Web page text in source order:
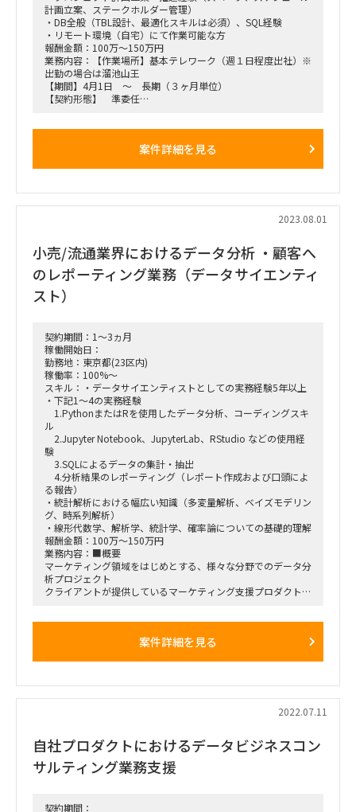
計画立案、ステークホルダー管理）
・DB全般（TBL設計、最適化スキルは必須）、SQL経験
・リモート環境（自宅）にて作業可能な方
報酬金額：100万～150万円
業務内容：【作業場所】基本テレワーク（週１日程度出社）※
出勤の場合は溜池山王
【期間】4月1日 ～ 長期（３ヶ月単位）
【契約形態】 準委任
案件詳細を見る
2023.08.01
小売/流通業界におけるデータ分析 ・顧客へ
のレポーティング業務（データサイエンティ
スト）
契約期間：1～3ヵ月
稼働開始日：
勤務地：東京都(23区内)
稼働率：100%～
スキル：・データサイエンティストとしての実務経験5年以上
・下記1～4の実務経験
1.PythonまたはRを使用したデータ分析、コーディングスキ
ル
2.Jupyter Notebook、JupyterLab、RStudio などの使用経
験
3.SQLによるデータの集計・抽出
4.分析結果のレポーティング（レポート作成および口頭によ
る報告）
・統計解析における幅広い知識（多変量解析、ベイズモデリン
グ、時系列解析）
・線形代数学、解析学、統計学、確率論についての基礎的理解
報酬金額：100万～150万円
業務内容：■概要
マーケティング領域をはじめとする、様々な分野でのデータ分
析プロジェクト
クライアントが提供しているマーケティング支援プロダクト
このマーケティング支援プロダクトを導入しているユーザーの
計、成形
・アルゴリズム作成～精度検証～パラメータ最適化
・検証結果を踏まえたアルゴリズムのカスタマイズ、高度化
担当業務：データサイエンティスト
案件詳細を見る
2022.07.11
自社プロダクトにおけるデータビジネスコン
サルティング業務支援
契約期間：